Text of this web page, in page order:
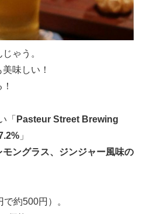
ゃう。
味しい！
「 Pasteur Street Brewing
」
ングラス、ジンジャー風味の
約500円）。